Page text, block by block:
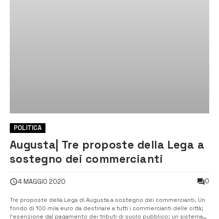
POLITICA
Augusta| Tre proposte della Lega a
sostegno dei commercianti
4 MAGGIO 2020 0
Tre proposte della Lega di Augusta a sostegno dei commercianti. Un
fondo di 100 mila euro da destinare a tutti i commercianti delle città;
l’esenzione dal pagamento dei tributi di suolo pubblico; un sistema